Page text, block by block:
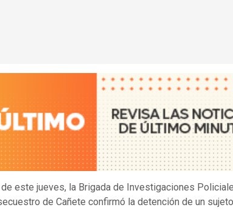
de este jueves, la Brigada de Investigaciones
de Cañete confirmó la detención de un